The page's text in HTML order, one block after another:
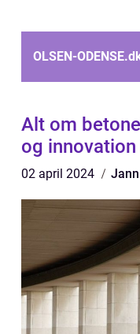
OLSEN-ODENSE.
Alt om
og
02 april 2024